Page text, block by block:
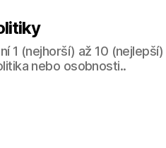
1 (nejhorší) až 10
nebo osobnosti..